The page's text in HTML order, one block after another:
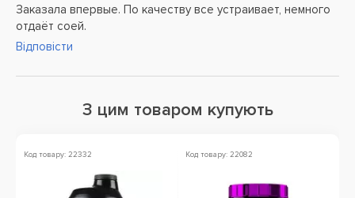
Заказала впервые. По качеству все устраивает, немного
отдаёт соей.
Відповісти
З цим товаром купують
Код товару: 22332 Код товару: 22082